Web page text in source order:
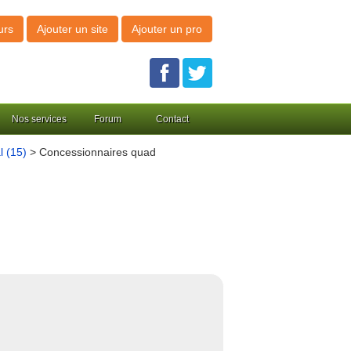
Ajouter un site Ajouter un pro
Nos services Forum Contact
(15) > Concessionnaires quad